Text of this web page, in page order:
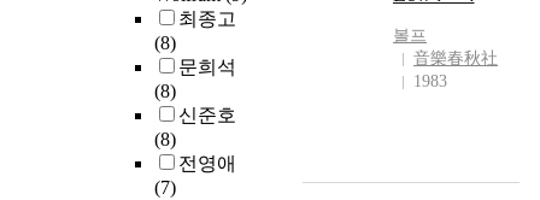
최종고
(8)
문희석
(8)
신준호
(8)
전영애
(7)
볼프
音樂春秋社
1983